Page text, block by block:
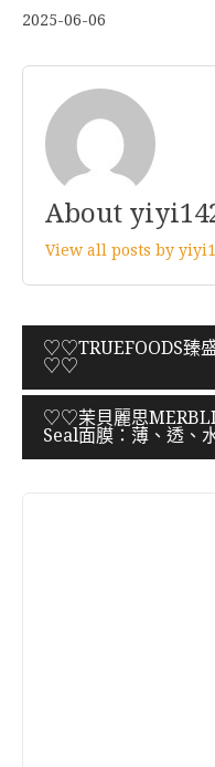
2025-06-06
About
View all posts by
文
章
導
覽
♡♡TRUEFOODS臻
♡♡
♡♡茉貝麗思
Seal面膜：薄、透